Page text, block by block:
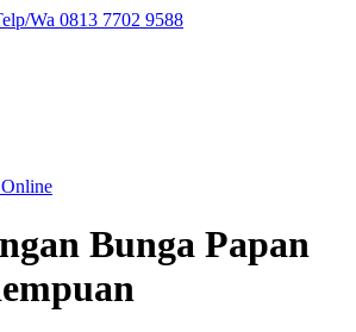
Wa 0813 7702 9588
Papan Online
Bunga Papan